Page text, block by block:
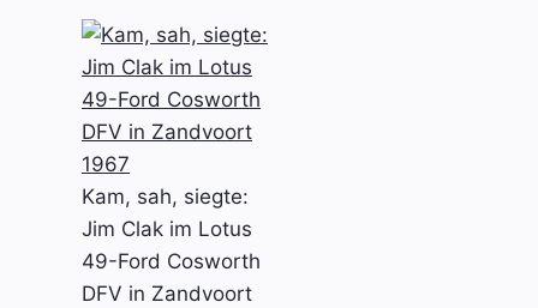
Kam, sah, siegte:
Jim Clak im Lotus
49-Ford Cosworth
DFV in Zandvoort